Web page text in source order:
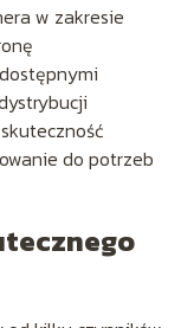
w zakresie
do potrzeb